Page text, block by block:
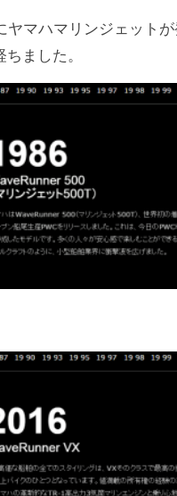
ヤマハマリンジェット
ました。